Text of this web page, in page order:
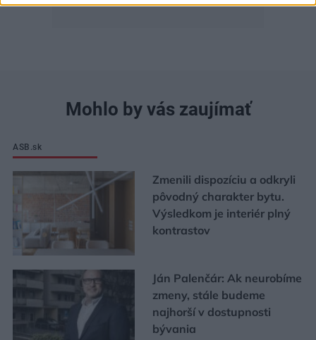
Mohlo by vás zaujímať
ASB.sk
Zmenili dispozíciu a odkryli
pôvodný charakter bytu.
Výsledkom je interiér plný
kontrastov
Ján Palenčár: Ak neurobíme
zmeny, stále budeme
najhorší v dostupnosti
bývania